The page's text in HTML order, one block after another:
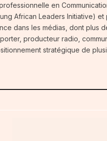
en
African Leaders Initiative) et
dans les médias, dont plus
producteur radio,
stratégique de